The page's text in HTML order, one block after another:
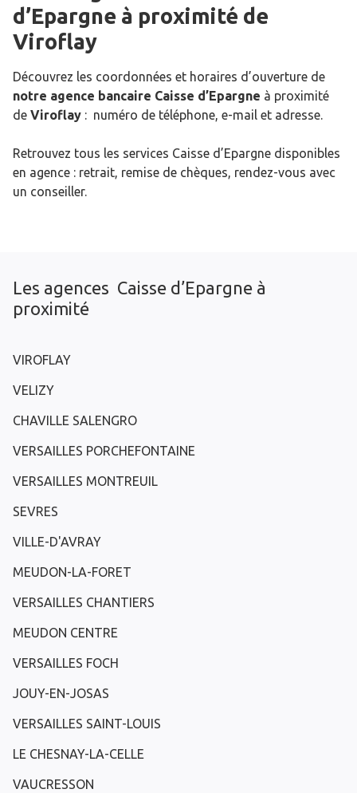
d’Epargne à proximité de
Viroflay
Découvrez les coordonnées et horaires d’ouverture de
notre agence bancaire Caisse d’Epargne à proximité
de Viroflay : numéro de téléphone, e-mail et adresse.
Retrouvez tous les services Caisse d’Epargne disponibles
en agence : retrait, remise de chèques, rendez-vous avec
un conseiller.
Les agences Caisse d’Epargne à
proximité
VIROFLAY
VELIZY
CHAVILLE SALENGRO
VERSAILLES PORCHEFONTAINE
VERSAILLES MONTREUIL
SEVRES
VILLE-D'AVRAY
MEUDON-LA-FORET
VERSAILLES CHANTIERS
MEUDON CENTRE
VERSAILLES FOCH
JOUY-EN-JOSAS
VERSAILLES SAINT-LOUIS
LE CHESNAY-LA-CELLE
VAUCRESSON